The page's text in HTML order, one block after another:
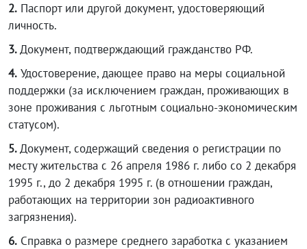
2. Паспорт или другой документ, удостоверяющий
личность.
3.Документ, подтверждающий гражданство РФ.
4. Удостоверение, дающее право на меры социальной
поддержки (за исключением граждан, проживающих в
зоне проживания с льготным социально-экономическим
статусом).
5.Документ, содержащий сведения о регистрации по
месту жительства с 26 апреля 1986 г. либо со 2 декабря
1995 г., до 2 декабря 1995 г. (в отношении граждан,
работающих на территории зон радиоактивного
загрязнения).
6. Справка о размере среднего заработка с указанием